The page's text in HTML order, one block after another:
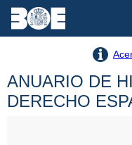
ANUARIO DE
DERECHO